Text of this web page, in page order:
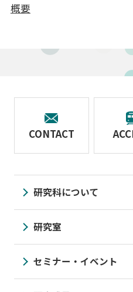
概要
CONTACT
研究科について
研究室
セミナー・イベント